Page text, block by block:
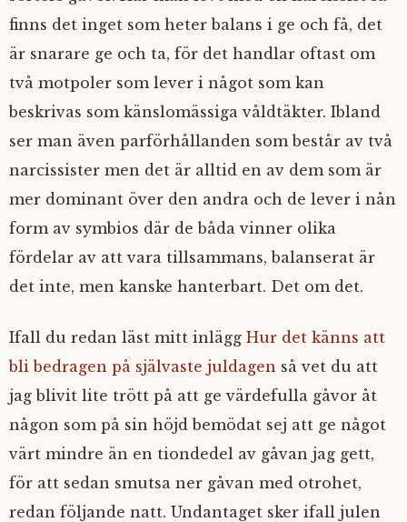
finns det inget som heter balans i ge och få, det
är snarare ge och ta, för det handlar oftast om
två motpoler som lever i något som kan
beskrivas som känslomässiga våldtäkter. Ibland
ser man även parförhållanden som består av två
narcissister men det är alltid en av dem som är
mer dominant över den andra och de lever i nån
form av symbios där de båda vinner olika
fördelar av att vara tillsammans, balanserat är
det inte, men kanske hanterbart. Det om det.
Ifall du redan läst mitt inlägg Hur det känns att
bli bedragen på självaste juldagen så vet du att
jag blivit lite trött på att ge värdefulla gåvor åt
någon som på sin höjd bemödat sej att ge något
värt mindre än en tiondedel av gåvan jag gett,
för att sedan smutsa ner gåvan med otrohet,
redan följande natt. Undantaget sker ifall julen